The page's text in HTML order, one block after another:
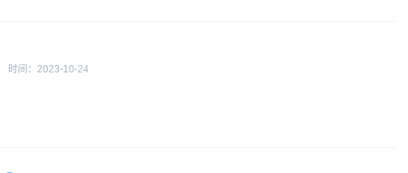
时间： 2023-10-24